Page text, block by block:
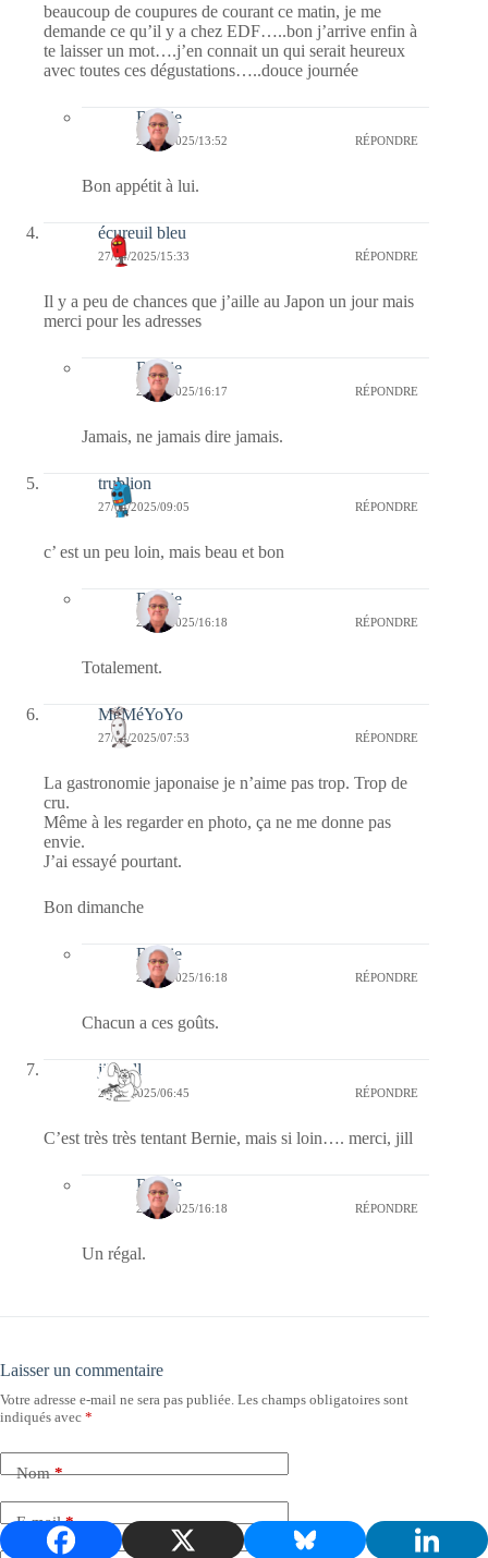
beaucoup de coupures de courant ce matin, je me
demande ce qu’il y a chez EDF…..bon j’arrive enfin à
te laisser un mot….j’en connait un qui serait heureux
avec toutes ces dégustations…..douce journée
Bernie
28/04/2025/13:52 RÉPONDRE
Bon appétit à lui.
écureuil bleu
27/04/2025/15:33 RÉPONDRE
Il y a peu de chances que j’aille au Japon un jour mais
merci pour les adresses
Bernie
27/04/2025/16:17 RÉPONDRE
Jamais, ne jamais dire jamais.
trublion
27/04/2025/09:05 RÉPONDRE
c’ est un peu loin, mais beau et bon
Bernie
27/04/2025/16:18 RÉPONDRE
Totalement.
MéMéYoYo
27/04/2025/07:53 RÉPONDRE
La gastronomie japonaise je n’aime pas trop. Trop de
cru.
Même à les regarder en photo, ça ne me donne pas
envie.
J’ai essayé pourtant.
Bon dimanche
Bernie
27/04/2025/16:18 RÉPONDRE
Chacun a ces goûts.
jill bill
27/04/2025/06:45 RÉPONDRE
C’est très très tentant Bernie, mais si loin…. merci, jill
Bernie
27/04/2025/16:18 RÉPONDRE
Un régal.
Laisser un commentaire
Votre adresse e-mail ne sera pas publiée. Les champs obligatoires sont
indiqués avec *
Nom*
E-mail*